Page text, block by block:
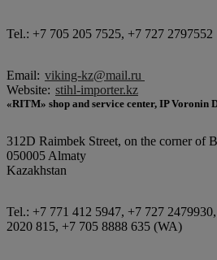
Tel.: +7 705 205 7525, +7 727 2797552
Email: viking-kz@mail.ru
Website: stihl-importer.kz
«RITM» shop and service center, IP Voronin
312D Raimbek Street, on the corner of
050005 Almaty
Kazakhstan
Tel.: +7 771 412 5947, +7 727
2020 815, +7 705 8888 635 (WA)